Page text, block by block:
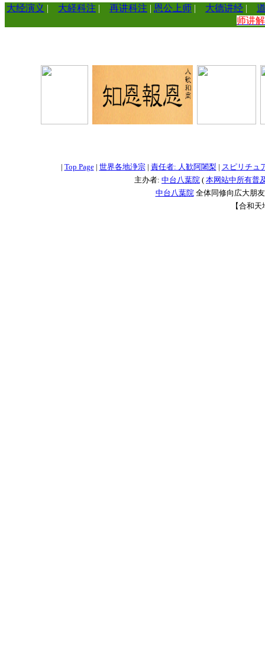
大经演义 | 大経科注 | 再讲科注 | 恩公上师 | 大德讲经 |
师讲
| Top Page | 世界各地浄宗 | 責任者: 人歓阿闍梨| スピリチュ
主办者: 中台八葉院 ( 本网站中所有普
中台八葉院全体同修向広大朋
【合和